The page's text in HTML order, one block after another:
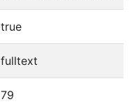
true
fulltext
79